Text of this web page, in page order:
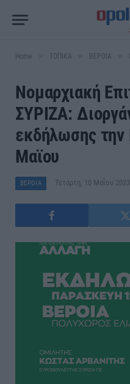
Home ΤΟΠΙΚΑ ΒΕΡΟΙΑ
Νομαρχιακή
ΣΥΡΙΖΑ:
εκδήλωσης
Μαϊου
ΒΕΡΟΙΑ Τετάρτη, 10 Μαΐου